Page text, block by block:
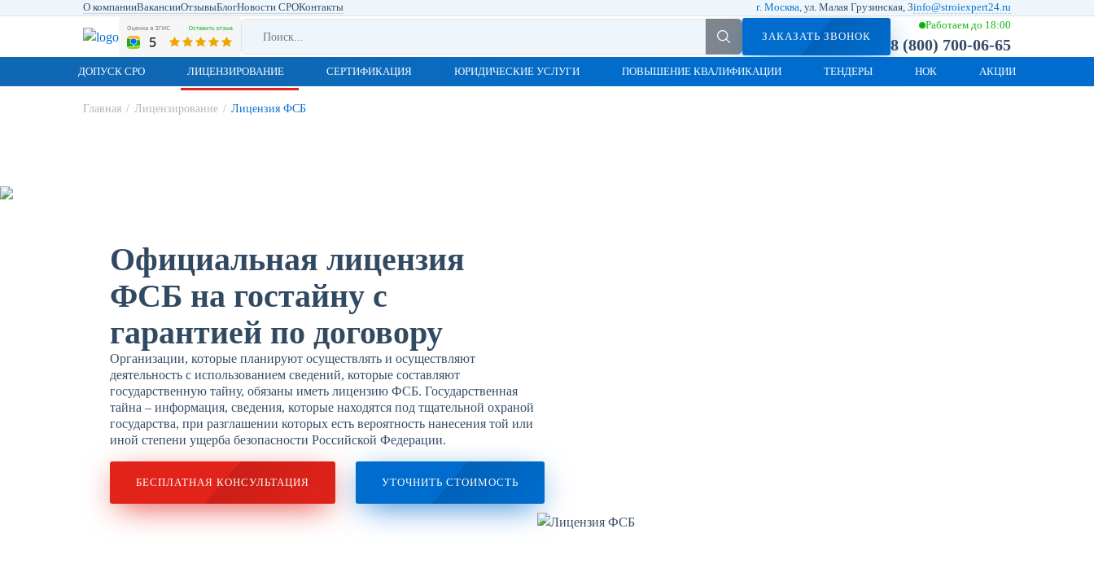
О компанииВакансииОтзывыБлогНовости СРОКонтакты г. Москва, ул. Малая Грузинская, 3info@stroiexpert24.ru
ЗАКАЗАТЬ ЗВОНОК
Работаем до 18:00
8 (800) 700-06-65
ДОПУСК СРО ЛИЦЕНЗИРОВАНИЕ СЕРТИФИКАЦИЯ ЮРИДИЧЕСКИЕ УСЛУГИ ПОВЫШЕНИЕ КВАЛИФИКАЦИИ ТЕНДЕРЫ НОК АКЦИИ
Главная / Лицензирование / Лицензия ФСБ
Официальная лицензия
ФСБ на гостайну с
гарантией по договору
Организации, которые планируют осуществлять и осуществляют
деятельность с использованием сведений, которые составляют
государственную тайну, обязаны иметь лицензию ФСБ. Государственная
тайна – информация, сведения, которые находятся под тщательной охраной
государства, при разглашении которых есть вероятность нанесения той или
иной степени ущерба безопасности Российской Федерации.
БЕСПЛАТНАЯ КОНСУЛЬТАЦИЯ УТОЧНИТЬ СТОИМОСТЬ